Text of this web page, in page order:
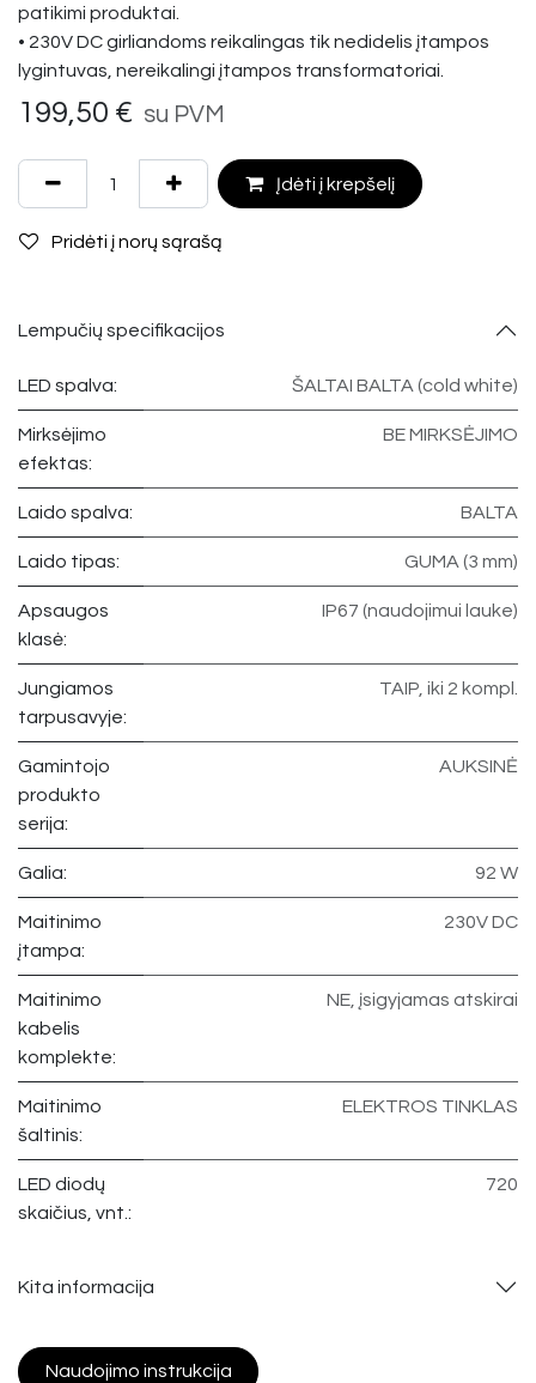
patikimi produktai.
• 230V DC girliandoms reikalingas tik nedidelis įtampos
lygintuvas, nereikalingi įtampos transformatoriai.
199,50 € su PVM
Įdėti į krepšelį
Pridėti į norų sąrašą
Lempučių specifikacijos
LED spalva: ŠALTAI BALTA (cold white)
Mirksėjimo
efektas:
BE MIRKSĖJIMO
Laido spalva: BALTA
Laido tipas: GUMA (3 mm)
Apsaugos
klasė:
IP67 (naudojimui lauke)
Jungiamos
tarpusavyje:
TAIP, iki 2 kompl.
Gamintojo
produkto
serija:
AUKSINĖ
Galia: 92 W
Maitinimo
įtampa:
230V DC
Maitinimo
kabelis
komplekte:
NE, įsigyjamas atskirai
Maitinimo
šaltinis:
ELEKTROS TINKLAS
LED diodų
skaičius, vnt.:
720
Kita informacija
Naudojimo instrukcija